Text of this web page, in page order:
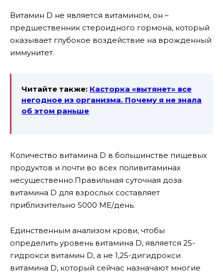
Витамин D не является витамином, он –
предшественник стероидного гормона, который
оказывает глубокое воздействие на врожденный
иммунитет.
Читайте также: Касторка «вытянет» все
негодное из организма. Почему я не знала
об этом раньше
Количество витамина D в большинстве пищевых
продуктов и почти во всех поливитаминах
несущественно.Правильная суточная доза
витамина D для взрослых составляет
приблизительно 5000 МЕ/день.
Единственным анализом крови, чтобы
определить уровень витамина D, является 25-
гидрокси витамин D, а не 1,25-дигидрокси
витамина D, который сейчас назначают многие